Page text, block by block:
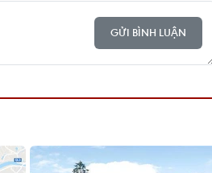
GỬI BÌNH LUẬN